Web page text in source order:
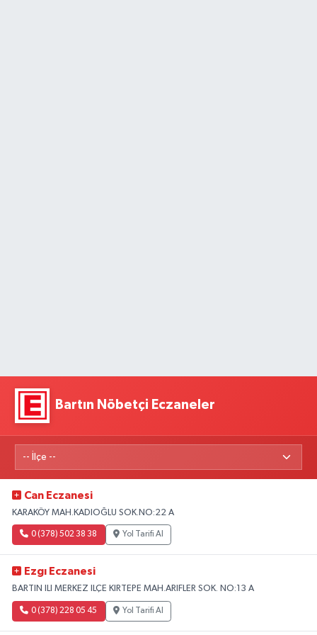
Bartın Nöbetçi Eczaneler
Can Eczanesi
KARAKÖY MAH.KADIOĞLU SOK.NO:22 A
0 (378) 502 38 38 Yol Tarifi Al
Ezgı Eczanesi
BARTIN ILI MERKEZ ILÇE KIRTEPE MAH.ARIFLER SOK. NO:13 A
0 (378) 228 05 45 Yol Tarifi Al